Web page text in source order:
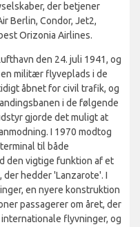
der betjener
Berlin, Condor, Jet2,
Orizonia Airlines.
den 24. juli 1941, og
militær flyveplads i de
åbnet for civil trafik, og
i de følgende
gjorde det muligt at
I 1970 modtog
til både
den vigtige funktion af et
hedder 'Lanzarote'. I
en nyere konstruktion
passagerer om året, der
flyvninger, og